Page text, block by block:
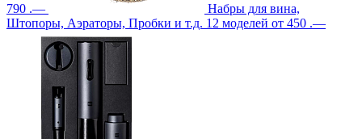
790 .—
Набры для вина,
Штопоры, Аэраторы, Пробки и т.д. 12 моделей от 450 .—